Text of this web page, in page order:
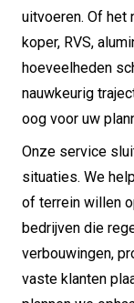
uitvoeren. Of het
koper, RVS,
hoeveelheden
nauwkeurig
oog voor uw
Onze service
situaties. We
of terrein willen
bedrijven die
verbouwingen,
vaste klanten